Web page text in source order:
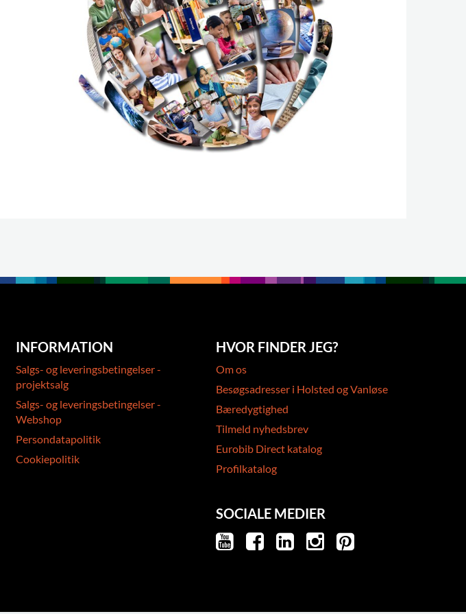
INFORMATION
Salgs- og leveringsbetingelser -
projektsalg
Salgs- og leveringsbetingelser -
Webshop
Persondatapolitik
Cookiepolitik
HVOR FINDER JEG?
Om os
Besøgsadresser i Holsted og Vanløse
Bæredygtighed
Tilmeld nyhedsbrev
Eurobib Direct katalog
Profilkatalog
SOCIALE MEDIER